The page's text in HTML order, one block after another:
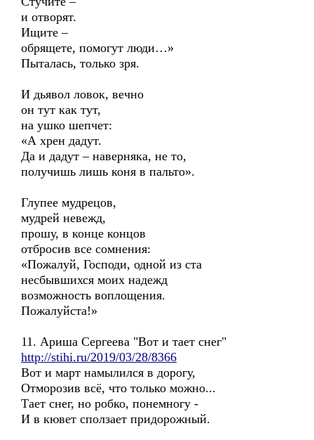
и отворят.
Ищите –
обрящете, помогут люди…»
Пыталась, только зря.
И дьявол ловок, вечно
он тут как тут,
на ушко шепчет:
«А хрен дадут.
Да и дадут – наверняка, не то,
получишь лишь коня в пальто».
Глупее мудрецов,
мудрей невежд,
прошу, в конце концов
отбросив все сомнения:
«Пожалуй, Господи, одной из ста
несбывшихся моих надежд
возможность воплощения.
Пожалуйста!»
11. Ариша Сергеева "Вот и тает снег"
http://stihi.ru/2019/03/28/8366
Вот и март намылился в дорогу,
Отморозив всё, что только можно...
Тает снег, но робко, понемногу -
И в кювет сползает придорожный.